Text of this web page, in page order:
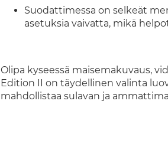
Suodattimessa on selkeät
asetuksia vaivatta, mikä
Olipa kyseessä maisemakuvaus,
Edition II on täydellinen valinta
mahdollistaa sulavan ja